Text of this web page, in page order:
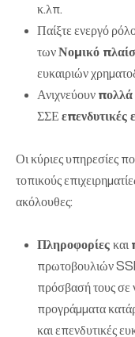
κ.λπ.
Παίξτε ενεργό
τωνΝομικό
ευκαιριών
Ανιχνεύουν πολλά
ΣΣΕ επενδυτικές
Οι κύριες υπηρεσίες
τοπικούς
ακόλουθες:
Πληροφορίες και
πρωτοβουλιών
πρόσβασή τους σε
προγράμματα
και επενδυτικές